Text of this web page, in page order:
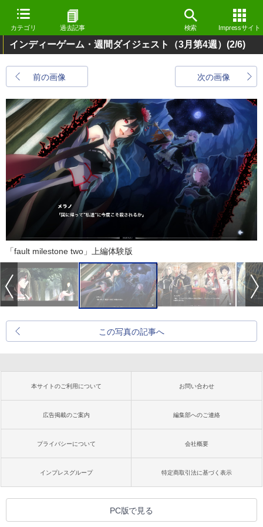
カテゴリ 過去記事 検索 Impressサイト
インディーゲーム・週間ダイジェスト（3月第4週） (2/6)
前の画像 次の画像
「fault milestone two」上編体験版
この写真の記事へ
本サイトのご利用について お問い合わせ
広告掲載のご案内 編集部へのご連絡
プライバシーについて 会社概要
インプレスグループ 特定商取引法に基づく表示
PC版で見る